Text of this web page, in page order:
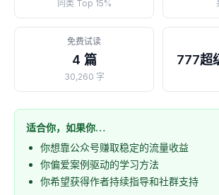
同类 Top 15%
免费试读
4 篇
30,260 字
777超
适合你，如果你…
你想靠公众号赚取稳定的流量收益
你偏爱案例驱动的学习方法
你希望获得作者持续指导和社群支持